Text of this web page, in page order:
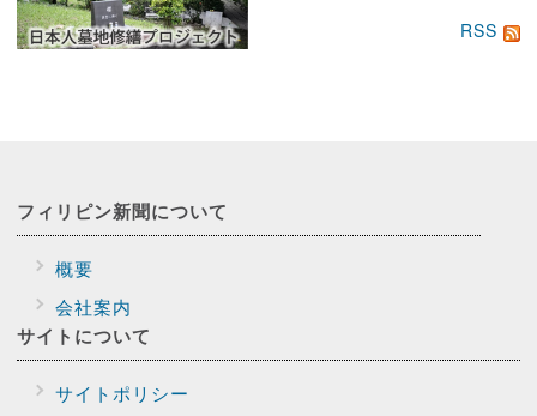
RSS
フィリピン新聞について
概要
会社案内
サイトについて
サイトポリシー